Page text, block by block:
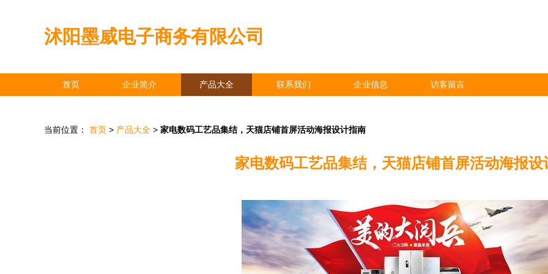
沭阳墨威电子商务有限公司
首页 企业简介 产品大全 联系我们 企业信息 访客留言
当前位置： 首页 > 产品大全 > 家电数码工艺品集结，天猫店铺首屏活动海报设计指南
家电数码工艺品集结，天猫店铺首屏活动海报设